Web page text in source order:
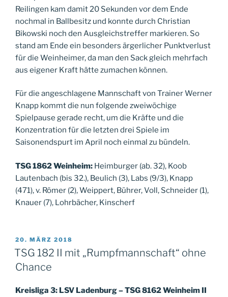
Reilingen kam damit 20 Sekunden vor dem Ende
nochmal in Ballbesitz und konnte durch Christian
Bikowski noch den Ausgleichstreffer markieren. So
stand am Ende ein besonders ärgerlicher Punktverlust
für die Weinheimer, da man den Sack gleich mehrfach
aus eigener Kraft hätte zumachen können.
Für die angeschlagene Mannschaft von Trainer Werner
Knapp kommt die nun folgende zweiwöchige
Spielpause gerade recht, um die Kräfte und die
Konzentration für die letzten drei Spiele im
Saisonendspurt im April noch einmal zu bündeln.
TSG 1862 Weinheim: Heimburger (ab. 32), Koob
Lautenbach (bis 32.), Beulich (3), Labs (9/3), Knapp
(471), v. Römer (2), Weippert, Bührer, Voll, Schneider (1),
Knauer (7), Lohrbächer, Kinscherf
VERÖFFENTLICHT
AM
20. MÄRZ 2018
TSG 182 II mit „Rumpfmannschaft“ ohne
Chance
Kreisliga 3: LSV Ladenburg – TSG 8162 Weinheim II